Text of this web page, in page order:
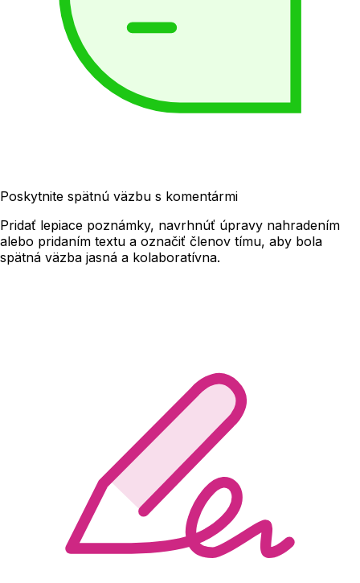
Poskytnite spätnú väzbu s komentármi
Pridať lepiace poznámky, navrhnúť úpravy nahradením
alebo pridaním textu a označiť členov tímu, aby bola
spätná väzba jasná a kolaboratívna.